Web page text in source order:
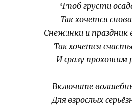
Чтоб грусти
Так хочется
Снежинки и праздник
Так хочется
И сразу прохожим
Включите
Для взрослых